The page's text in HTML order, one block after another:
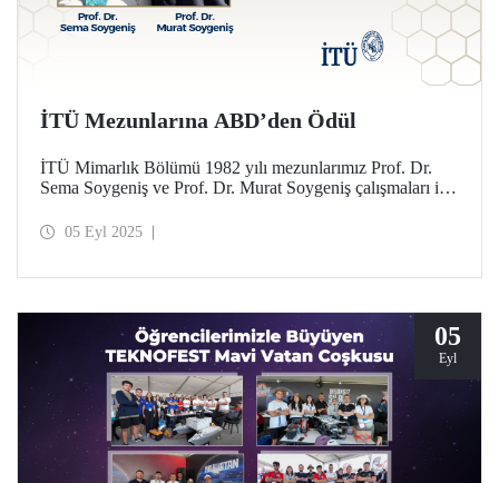
İTÜ Mezunlarına ABD’den Ödül
İTÜ Mimarlık Bölümü 1982 yılı mezunlarımız Prof. Dr.
Sema Soygeniş ve Prof. Dr. Murat Soygeniş çalışmaları ile
dolayısıyla Buffalo Üniversitesi tarafından 2025
05 Eyl 2025
05
Eyl